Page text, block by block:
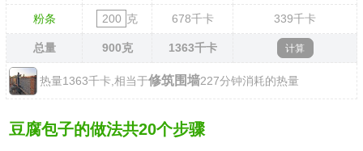
粉条 克 678千卡 339千卡
总量 900克 1363千卡
热量1363千卡,相当于修筑围墙227分钟消耗的热量
豆腐包子的做法共20个步骤